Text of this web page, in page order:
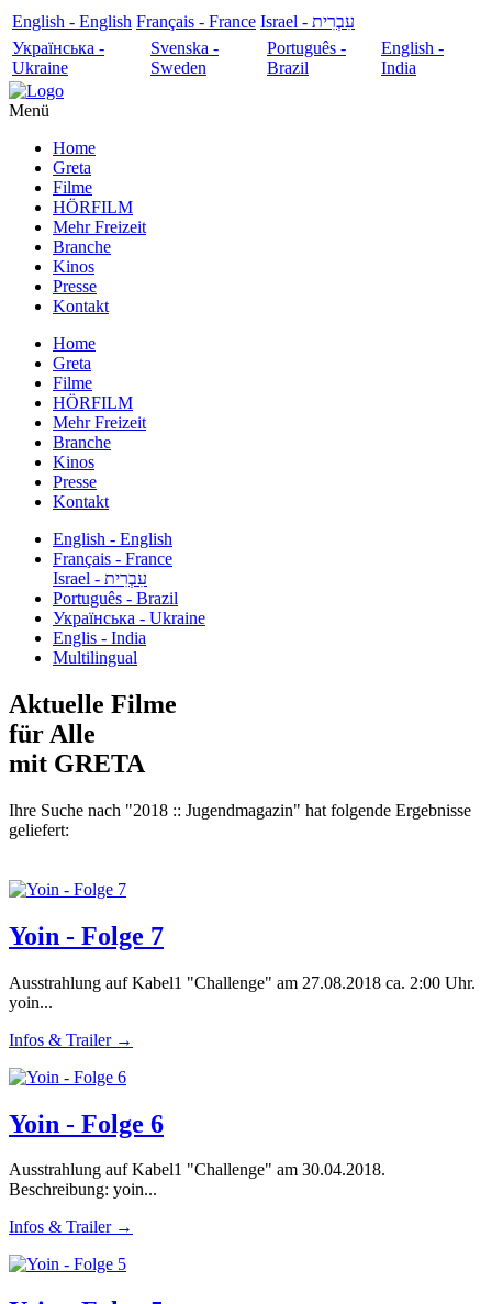
English - English Français - France
עִבְרִית - Israel
Українська -
Ukraine
Svenska -
Sweden
Português -
Brazil
English -
India
Menü
Home
Greta
Filme
HÖRFILM
Mehr Freizeit
Branche
Kinos
Presse
Kontakt
Home
Greta
Filme
HÖRFILM
Mehr Freizeit
Branche
Kinos
Presse
Kontakt
English - English
Français - France
עִבְרִית - Israel
Português - Brazil
Українська - Ukraine
Englis - India
Multilingual
Aktuelle Filme
für Alle
mit GRETA
Ihre Suche nach "2018 :: Jugendmagazin" hat folgende Ergebnisse
geliefert:
Yoin - Folge 7
Ausstrahlung auf Kabel1 "Challenge" am 27.08.2018 ca. 2:00 Uhr.
yoin...
Infos & Trailer →
Yoin - Folge 6
Ausstrahlung auf Kabel1 "Challenge" am 30.04.2018.
Beschreibung: yoin...
Infos & Trailer →